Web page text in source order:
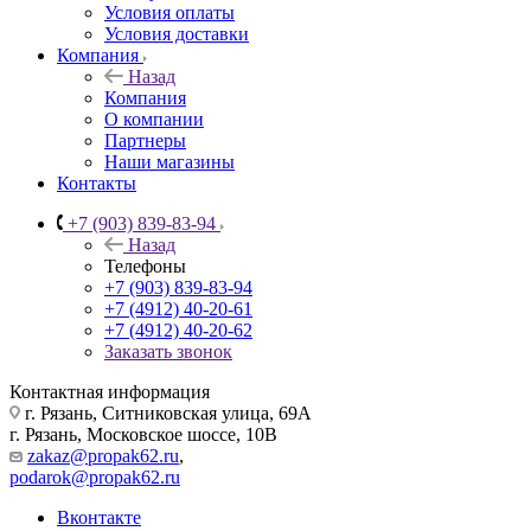
Условия оплаты
Условия доставки
Компания
Назад
Компания
О компании
Партнеры
Наши магазины
Контакты
+7 (903) 839-83-94
Назад
Телефоны
+7 (903) 839-83-94
+7 (4912) 40-20-61
+7 (4912) 40-20-62
Заказать звонок
Контактная информация
г. Рязань, Ситниковская улица, 69А
г. Рязань, Московское шоссе, 10В
zakaz@propak62.ru,
podarok@propak62.ru
Вконтакте